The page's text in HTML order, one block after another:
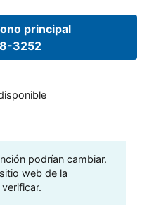
principal
3252
podrían cambiar.
web de la